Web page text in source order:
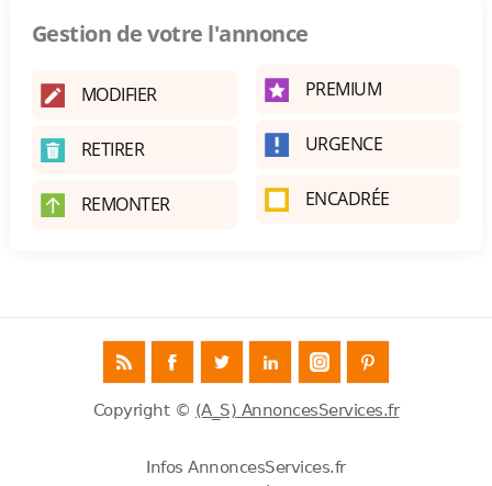
Gestion de votre l'annonce
MODIFIER
RETIRER
REMONTER
PREMIUM
URGENCE
ENCADRÉE
Copyright © (A_S) AnnoncesServices.fr
Infos AnnoncesServices.fr